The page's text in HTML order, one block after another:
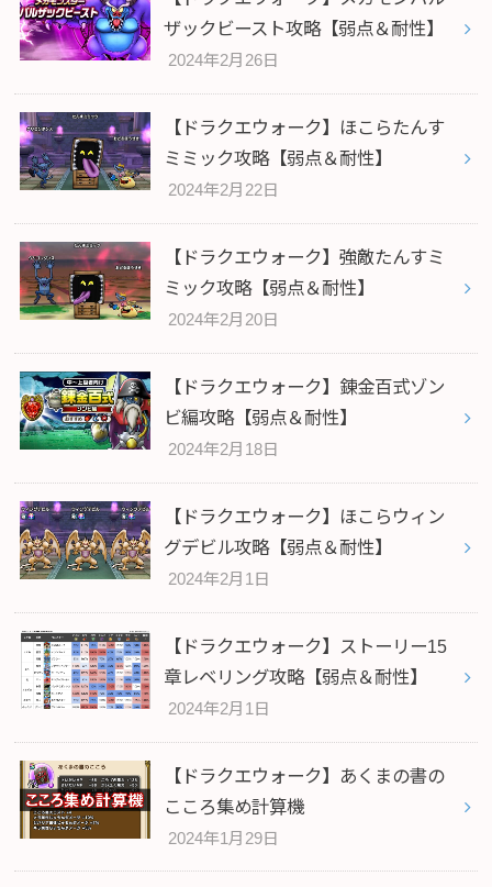
ザックビースト攻略【弱点＆耐性】
2024年2月26日
【ドラクエウォーク】ほこらたんす
ミミック攻略【弱点＆耐性】
2024年2月22日
【ドラクエウォーク】強敵たんすミ
ミック攻略【弱点＆耐性】
2024年2月20日
【ドラクエウォーク】錬金百式ゾン
ビ編攻略【弱点＆耐性】
2024年2月18日
【ドラクエウォーク】ほこらウィン
グデビル攻略【弱点＆耐性】
2024年2月1日
【ドラクエウォーク】ストーリー15
章レベリング攻略【弱点＆耐性】
2024年2月1日
【ドラクエウォーク】あくまの書の
こころ集め計算機
2024年1月29日